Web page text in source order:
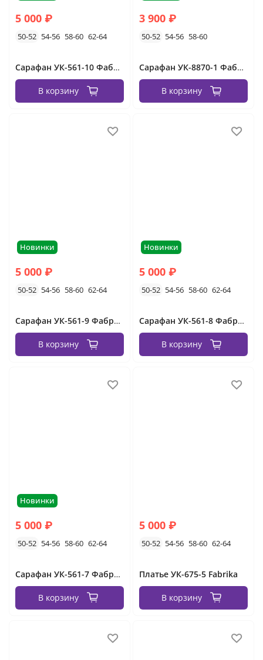
5 000 ₽
50-52 54-56 58-60 62-64
Сарафан УК-561-10 Фабрика Моды
В корзину
3 900 ₽
50-52 54-56 58-60
Сарафан УК-8870-1 Фабрика Моды
В корзину
Новинки
5 000 ₽
50-52 54-56 58-60 62-64
Сарафан УК-561-9 Фабрика Моды
В корзину
Новинки
5 000 ₽
50-52 54-56 58-60 62-64
Сарафан УК-561-8 Фабрика Моды
В корзину
Новинки
5 000 ₽
50-52 54-56 58-60 62-64
Сарафан УК-561-7 Фабрика Моды
В корзину
5 000 ₽
50-52 54-56 58-60 62-64
Платье УК-675-5 Fabrika
В корзину